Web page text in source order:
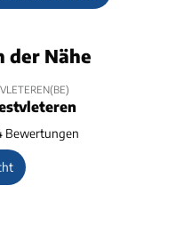
der Nähe
Bewertungen